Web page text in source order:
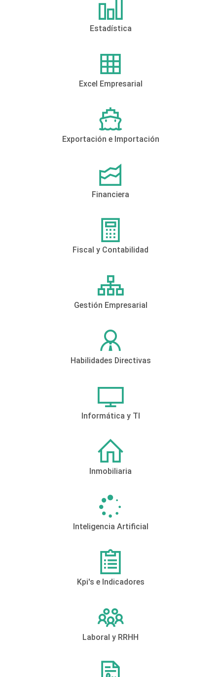
Estadística
Excel Empresarial
Exportación e Importación
Financiera
Fiscal y Contabilidad
Gestión Empresarial
Habilidades Directivas
Informática y TI
Inmobiliaria
Inteligencia Artificial
Kpi's e Indicadores
Laboral y RRHH